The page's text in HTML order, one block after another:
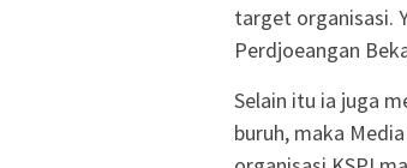
target organisasi.
Perdjoeangan
Selain itu ia juga
buruh, maka